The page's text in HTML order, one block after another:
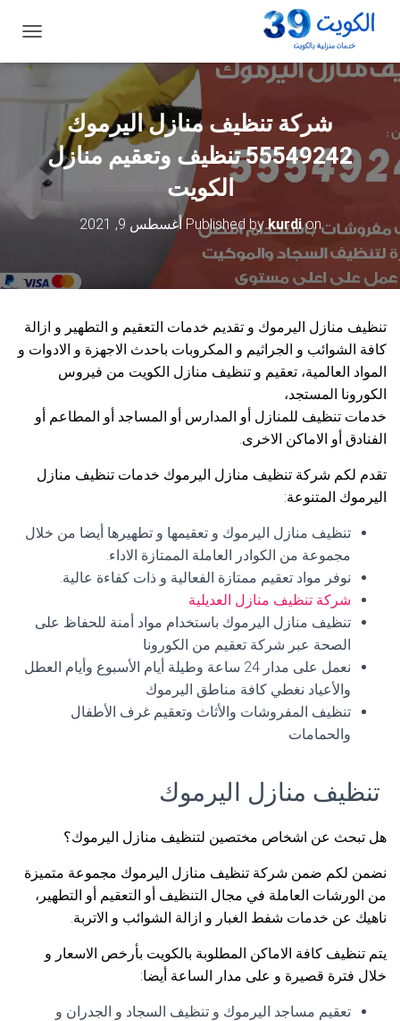
ب
ل
شركة تنظيف منازل اليرموك
55549242 تنظيف وتعقيم منازل
الكويت
Published bykurdion أغسطس 9, 2021
تنظيف منازل اليرموك و تقديم خدمات التعقيم و التطهير و ازالة
كافة الشوائب و الجراثيم و المكروبات باحدث الاجهزة و الادوات و
المواد العالمية، تعقيم و تنظيف منازل الكويت من فيروس
الكورونا المستجد،
خدمات تنظيف للمنازل أو المدارس أو المساجد أو المطاعم أو
الفنادق أو الاماكن الاخرى.
تقدم لكم شركة تنظيف منازل اليرموك خدمات تنظيف منازل
اليرموك المتنوعة:
تنظيف منازل اليرموك و تعقيمها و تطهيرها أيضا من خلال
مجموعة من الكوادر العاملة الممتازة الاداء.
نوفر مواد تعقيم ممتازة الفعالية و ذات كفاءة عالية.
شركة تنظيف منازل العديلية
تنظيف منازل اليرموك باستخدام مواد أمنة للحفاظ على
الصحة عبر شركة تعقيم من الكورونا
نعمل على مدار 24 ساعة وطيلة أيام الأسبوع وأيام العطل
والأعياد نغطي كافة مناطق اليرموك
تنظيف المفروشات والأثاث وتعقيم غرف الأطفال
والحمامات
تنظيف منازل اليرموك
هل تبحث عن اشخاص مختصين لتنظيف منازل اليرموك؟
نضمن لكم ضمن شركة تنظيف منازل اليرموك مجموعة متميزة
من الورشات العاملة في مجال التنظيف أو التعقيم أو التطهير،
ناهيك عن خدمات شفط الغبار و ازالة الشوائب و الاتربة.
يتم تنظيف كافة الاماكن المطلوبة بالكويت بأرخص الاسعار و
خلال فترة قصيرة و على مدار الساعة أيضا:
تعقيم مساجد اليرموك و تنظيف السجاد و الجدران و